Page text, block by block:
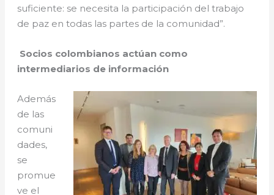
suficiente: se necesita la participación del trabajo
de paz en todas las partes de la comunidad”.
Socios colombianos actúan como
intermediarios de información
Además
de las
comuni
dades,
se
promue
ve el